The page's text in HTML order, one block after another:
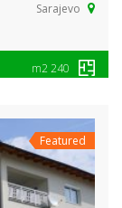
Sarajevo
240 m2
Featured